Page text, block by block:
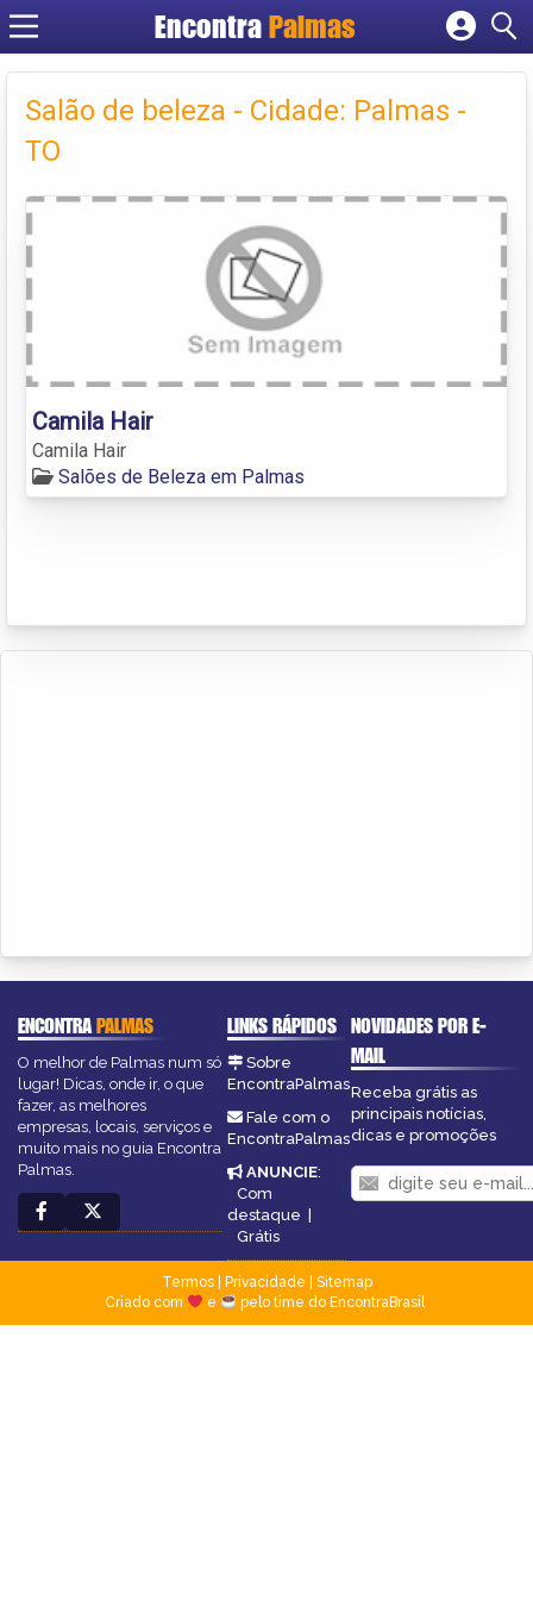
Encontra Palmas
Cadastrar empresa
Criar conta
Salão de beleza - Cidade: Palmas -
TO
Camila Hair
Camila Hair
Salões de Beleza em Palmas
ENCONTRAPALMAS
O melhor de Palmas num só
lugar! Dicas, onde ir, o que
fazer, as melhores
empresas, locais, serviços e
muito mais no guia Encontra
Palmas.
LINKS RÁPIDOS
Sobre
EncontraPalmas
Fale com o
EncontraPalmas
ANUNCIE:
Com
destaque |
Grátis
NOVIDADES POR E-
MAIL
Receba grátis as
principais notícias,
dicas e promoções
Termos| Privacidade
Sitemap
Criado com
e pelo time do EncontraBrasil